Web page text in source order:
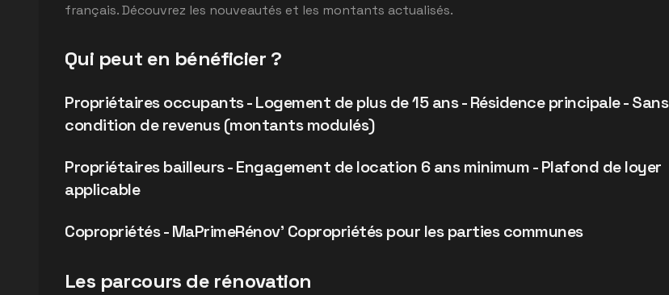
français. Découvrez les nouveautés et les montants actualisés.
Qui peut en bénéficier ?
Propriétaires occupants - Logement de plus de 15 ans - Résidence principale - Sans
condition de revenus (montants modulés)
Propriétaires bailleurs - Engagement de location 6 ans minimum - Plafond de loyer
applicable
Copropriétés - MaPrimeRénov' Copropriétés pour les parties communes
Les parcours de rénovation